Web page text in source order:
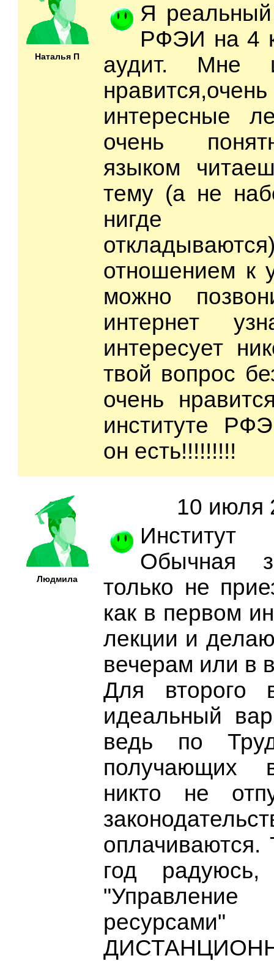
Наталья П
Я реальный
РФЭИ на 4
аудит. Мне
интересные
очень
языком
тему (а не
отношением к
можно
интернет
интересует
твой вопрос
очень
институте
он есть!!!!!!!!!
Людмила
10 июля
Институт
Обычная
только не
как в первом
лекции и
вечерам или в
Для второго
идеальный
ведь по
получающих
никто не
оплачиваются.
год
"Управление